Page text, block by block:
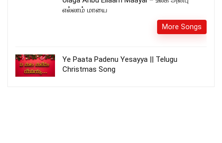
எல்லாம் மாயை
More Songs
Ye Paata Padenu Yesayya || Telugu
Christmas Song